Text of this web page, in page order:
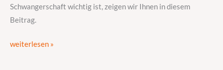
Schwangerschaft wichtig ist, zeigen wir Ihnen in diesem
Beitrag.
weiterlesen »